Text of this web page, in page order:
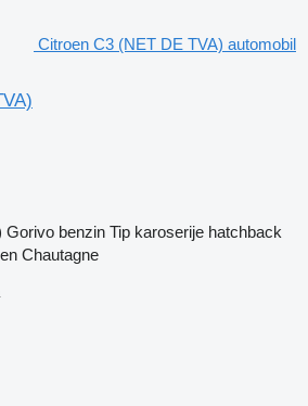
Citroen C3 (NET DE TVA) automobil
Gorivo benzin Tip karoserije hatchback
Chautagne